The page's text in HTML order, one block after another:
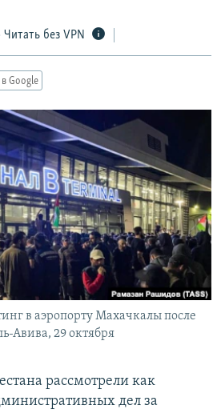
Читать без VPN
Google
в аэропорту Махачкалы после
Авива, 29 октября
рассмотрели как
дел за